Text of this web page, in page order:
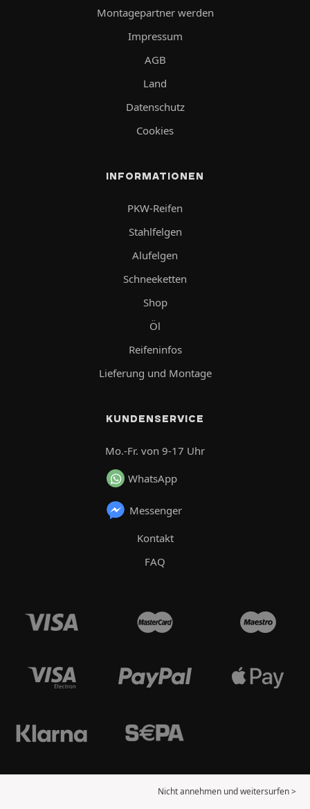
Montagepartner werden
Impressum
AGB
Land
Datenschutz
Cookies
INFORMATIONEN
PKW-Reifen
Stahlfelgen
Alufelgen
Schneeketten
Shop
Öl
Reifeninfos
Lieferung und Montage
KUNDENSERVICE
Mo.-Fr. von 9-17 Uhr
WhatsApp
Messenger
Kontakt
FAQ
Nicht annehmen und weitersurfen >